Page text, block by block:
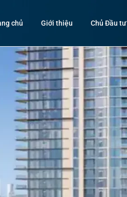
chủ Giới thiệu Chủ Đầu tư